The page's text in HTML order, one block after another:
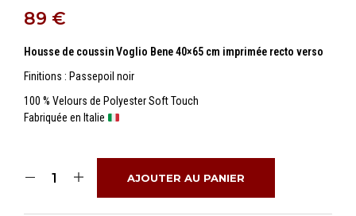
89 €
Housse de coussin Voglio Bene 40×65 cm imprimée recto verso
Finitions : Passepoil noir
100 % Velours de Polyester Soft Touch
Fabriquée en Italie
AJOUTER AU PANIER